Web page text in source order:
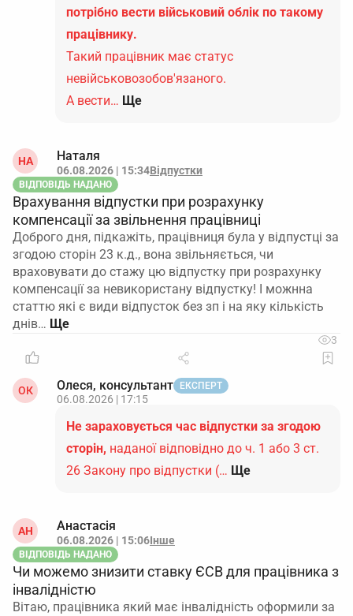
потрібно вести військовий облік по такому
працівнику.
Такий працівник має статус
невійськовозобов'язаного.
А вести… Ще
НА Наталя
06.08.2026 | 15:34Відпустки
ВІДПОВІДЬ НАДАНО
Врахування відпустки при розрахунку
компенсації за звільнення працівниці
Доброго дня, підкажіть, працівниця була у відпустці за
згодою сторін 23 к.д., вона звільняється, чи
враховувати до стажу цю відпустку при розрахунку
компенсації за невикористану відпустку! І можнна
статтю які є види відпусток без зп і на яку кількість
днів…
3
ОК Олеся, консультант ЕКСПЕРТ
06.08.2026 | 17:15
Не зараховується час відпустки за згодою
сторін, наданої відповідно до ч. 1 або 3 ст.
26 Закону про відпустки (… Ще
АН Анастасія
06.08.2026 | 15:06Інше
ВІДПОВІДЬ НАДАНО
Чи можемо знизити ставку ЄСВ для працівника з
інвалідністю
Вітаю, працівника який має інвалідність оформили за